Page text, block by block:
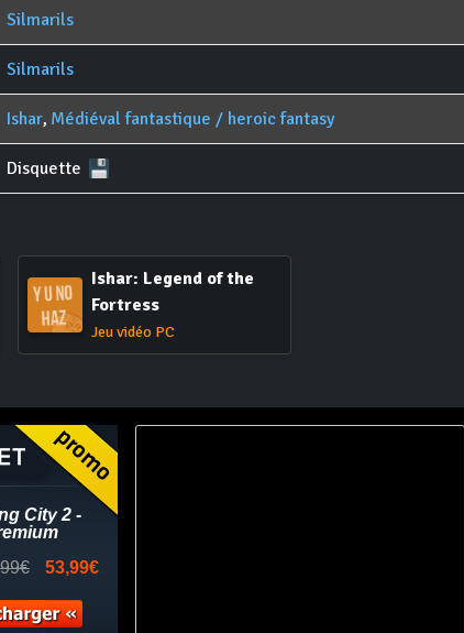
Silmarils
Silmarils
Ishar, Médiéval fantastique / heroic fantasy
Disquette
Ishar: Legend of the
Fortress
Jeu vidéo PC